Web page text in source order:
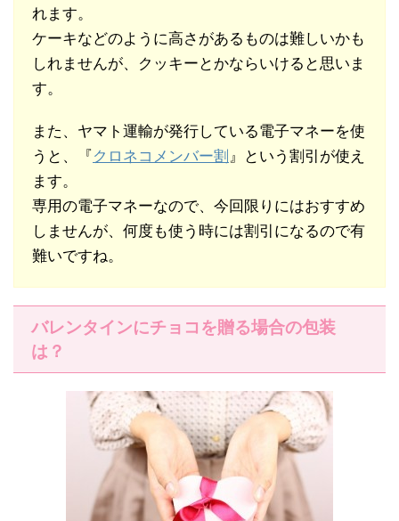
れます。
ケーキなどのように高さがあるものは難しいかも
しれませんが、クッキーとかならいけると思いま
す。
また、ヤマト運輸が発行している電子マネーを使
うと、『クロネコメンバー割 』という割引が使え
ます。
専用の電子マネーなので、今回限りにはおすすめ
しませんが、何度も使う時には割引になるので有
難いですね。
バレンタインにチョコを贈る場合の包装
は？